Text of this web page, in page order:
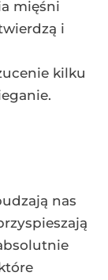
mięśni
i
kilku
nas